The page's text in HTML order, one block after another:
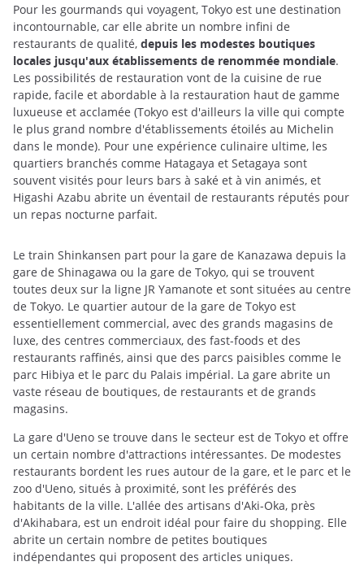
Pour les gourmands qui voyagent, Tokyo est une destination
incontournable, car elle abrite un nombre infini de
restaurants de qualité, depuis les modestes boutiques
locales jusqu'aux établissements de renommée mondiale.
Les possibilités de restauration vont de la cuisine de rue
rapide, facile et abordable à la restauration haut de gamme
luxueuse et acclamée (Tokyo est d'ailleurs la ville qui compte
le plus grand nombre d'établissements étoilés au Michelin
dans le monde). Pour une expérience culinaire ultime, les
quartiers branchés comme Hatagaya et Setagaya sont
souvent visités pour leurs bars à saké et à vin animés, et
Higashi Azabu abrite un éventail de restaurants réputés pour
un repas nocturne parfait.
Le train Shinkansen part pour la gare de Kanazawa depuis la
gare de Shinagawa ou la gare de Tokyo, qui se trouvent
toutes deux sur la ligne JR Yamanote et sont situées au centre
de Tokyo. Le quartier autour de la gare de Tokyo est
essentiellement commercial, avec des grands magasins de
luxe, des centres commerciaux, des fast-foods et des
restaurants raffinés, ainsi que des parcs paisibles comme le
parc Hibiya et le parc du Palais impérial. La gare abrite un
vaste réseau de boutiques, de restaurants et de grands
magasins.
La gare d'Ueno se trouve dans le secteur est de Tokyo et offre
un certain nombre d'attractions intéressantes. De modestes
restaurants bordent les rues autour de la gare, et le parc et le
zoo d'Ueno, situés à proximité, sont les préférés des
habitants de la ville. L'allée des artisans d'Aki-Oka, près
d'Akihabara, est un endroit idéal pour faire du shopping. Elle
abrite un certain nombre de petites boutiques
indépendantes qui proposent des articles uniques.